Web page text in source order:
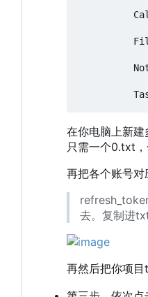
在你电脑上新
只需一个0.txt
再把各个账号
去。复制进
再然后把你项